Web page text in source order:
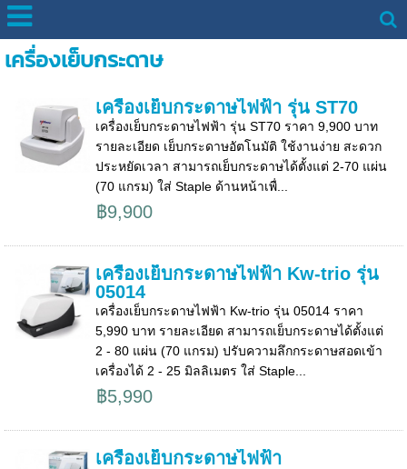
เครื่องเย็บกระดาษ
เครื่องเย็บกระดาษไฟฟ้า รุ่น ST70
เครื่องเย็บกระดาษไฟฟ้า รุ่น ST70 ราคา 9,900 บาท
รายละเอียด เย็บกระดาษอัตโนมัติ ใช้งานง่าย สะดวก
ประหยัดเวลา สามารถเย็บกระดาษได้ตั้งแต่ 2-70 แผ่น
(70 แกรม) ใส่ Staple ด้านหน้าเพื่...
฿9,900
เครื่องเย็บกระดาษไฟฟ้า Kw-trio รุ่น
05014
เครื่องเย็บกระดาษไฟฟ้า Kw-trio รุ่น 05014 ราคา
5,990 บาท รายละเอียด สามารถเย็บกระดาษได้ตั้งแต่
2 - 80 แผ่น (70 แกรม) ปรับความลึกกระดาษสอดเข้า
เครื่องได้ 2 - 25 มิลลิเมตร ใส่ Staple...
฿5,990
เครื่องเย็บกระดาษไฟฟ้า